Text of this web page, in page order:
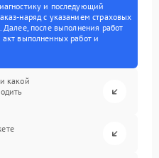
и последующий
наряд с указанием страховых
Далее, после выполнения работ
выполненных работ и
какой